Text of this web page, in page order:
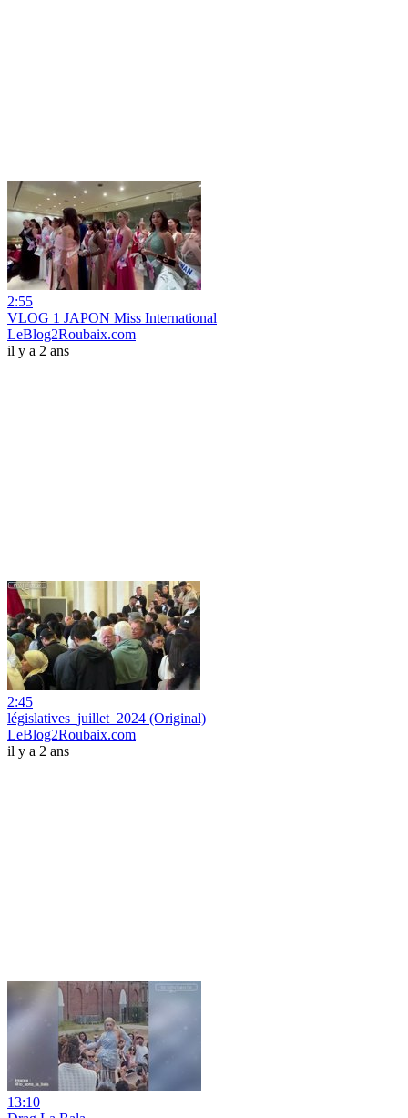
2:55
VLOG 1 JAPON Miss International
LeBlog2Roubaix.com
il y a 2 ans
2:45
législatives_juillet_2024 (Original)
LeBlog2Roubaix.com
il y a 2 ans
13:10